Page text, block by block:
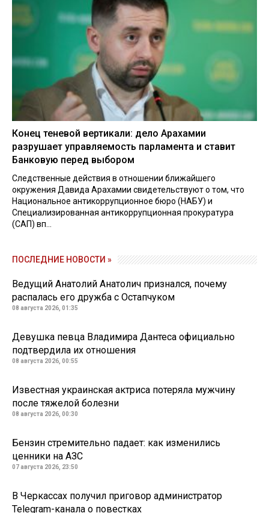
Конец теневой вертикали: дело Арахамии
разрушает управляемость парламента и ставит
Банковую перед выбором
Следственные действия в отношении ближайшего
окружения Давида Арахамии свидетельствуют о том, что
Национальное антикоррупционное бюро (НАБУ) и
Специализированная антикоррупционная прокуратура
(САП) вп...
ПОСЛЕДНИЕ НОВОСТИ »
Ведущий Анатолий Анатолич признался, почему
распалась его дружба с Остапчуком
08 августа 2026, 01:35
Девушка певца Владимира Дантеса официально
подтвердила их отношения
08 августа 2026, 00:55
Известная украинская актриса потеряла мужчину
после тяжелой болезни
08 августа 2026, 00:30
Бензин стремительно падает: как изменились
ценники на АЗС
07 августа 2026, 23:50
В Черкассах получил приговор администратор
Telegram-канала о повестках